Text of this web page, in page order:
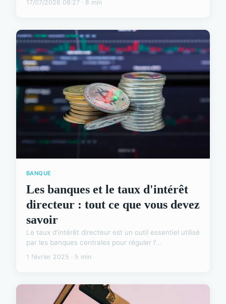
17/07/2026 08:27 · 8 min
BANQUE
Les banques et le taux d'intérêt
directeur : tout ce que vous devez
savoir
Le taux d'intérêt directeur est un outil essentiel utilisé
par les banques centrales pour réguler l'...
1 février 2025 · 5 min